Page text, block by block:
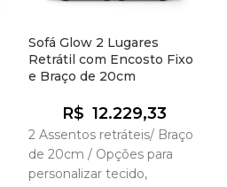
Sofá Glow 2 Lugares
Retrátil com Encosto Fixo
e Braço de 20cm
R$ 12.229,33
2 Assentos retráteis/ Braço
de 20cm / Opções para
personalizar tecido,